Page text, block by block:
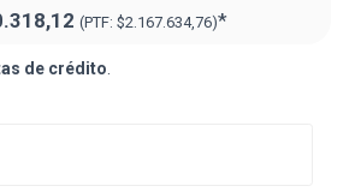
(PTF: $2.167.634,76)*
de crédito.